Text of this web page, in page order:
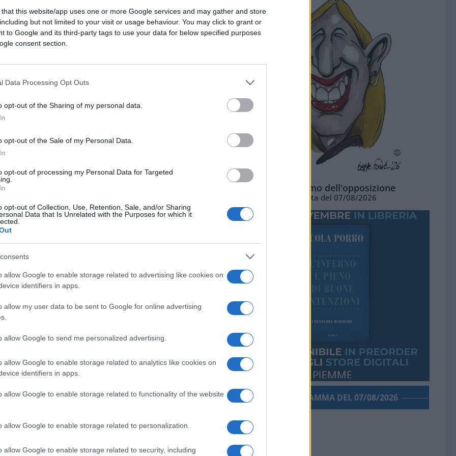
that this website/app uses one or more Google services and may gather and store
but not limited to your visit or usage behaviour. You may click to grant or
to Google and its third-party tags to use your data for below specified purposes
consent section.
Data Processing Opt Outs
opt-out of the Sharing of my personal data.
opt-out of the Sale of my Personal Data.
opt-out of processing my Personal Data for Targeted
opt-out of Collection, Use, Retention, Sale, and/or Sharing
Data that Is Unrelated with the Purposes for which it
allow Google to enable storage related to advertising like cookies on
identifiers in apps.
allow my user data to be sent to Google for online advertising
allow Google to send me personalized advertising.
allow Google to enable storage related to analytics like cookies on
identifiers in apps.
allow Google to enable storage related to functionality of the website
allow Google to enable storage related to personalization.
allow Google to enable storage related to security, including
governo Ciampi lascia il posto al governo
della libertà” (Berlusconi, Bossi, Fini). In
lo statalismo
Questione di gusti
del colonialismo
politico si intravedevaqualche accenno a
di Berlusconi. Carlo Callieri,
centrale Fiat, si è scagliato contro “il
di Berlusconi è quello del suo ministro
perché amico di Milton Friedman,
scovano un altro premio Nobel, Franco
Friedman>>.
<<Mi guardo bene dal pretendere un
esserlo, se questo governo ha ereditato
lire) di debito pubblico? […] Due milioni
costituzionale scopre, non senza un
che era nascosto ed è in
in aria che sminare il terreno>>.
L'ottimismo dell'opposizione
Vignetta del 07/08/2026
PORROGRAMMA DEL 07/08/2026